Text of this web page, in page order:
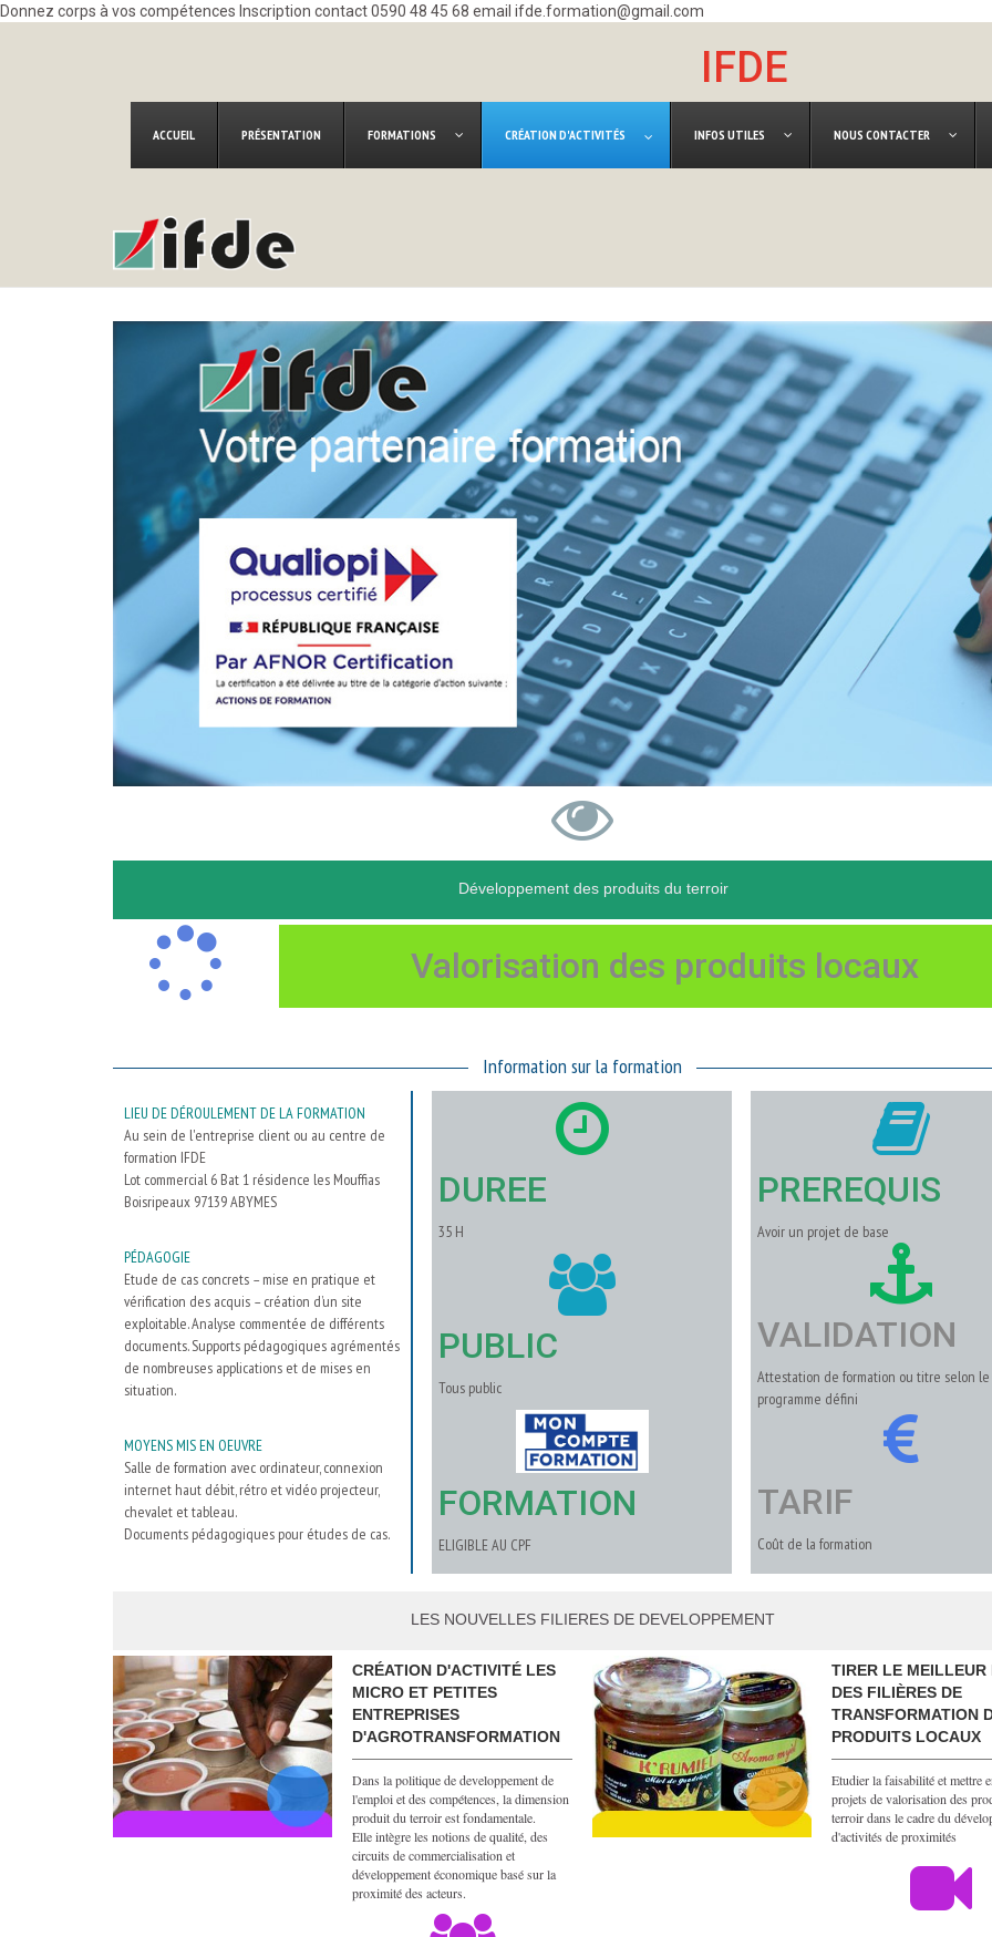
Donnez corps à vos compétences Inscription contact 0590 48 45 68 email ifde.formation@gmail.com
IFDE
ACCUEIL PRÉSENTATION FORMATIONS CRÉATION D'ACTIVITÉS INFOS UTILES NOUS CONTACTER
Développement des produits du terroir
Valorisation des produits locaux
Information sur la formation
LIEU DE DÉROULEMENT DE LA FORMATION
Au sein de l'entreprise client ou au centre de
formation IFDE
Lot commercial 6 Bat 1 résidence les Mouffias
Boisripeaux 97139 ABYMES
PÉDAGOGIE
Etude de cas concrets – mise en pratique et
vérification des acquis – création d’un site
exploitable. Analyse commentée de différents
documents. Supports pédagogiques agrémentés
de nombreuses applications et de mises en
situation.
MOYENS MIS EN OEUVRE
Salle de formation avec ordinateur, connexion
internet haut débit, rétro et vidéo projecteur,
chevalet et tableau.
Documents pédagogiques pour études de cas.
DUREE
35 H
PUBLIC
Tous public
FORMATION
ELIGIBLE AU CPF
PREREQUIS
Avoir un projet de base
VALIDATION
Attestation de formation ou titre selon le
programme défini
TARIF
Coût de la formation
LES NOUVELLES FILIERES DE DEVELOPPEMENT
CRÉATION D'ACTIVITÉ LES
MICRO ET PETITES
ENTREPRISES
D'AGROTRANSFORMATION
Dans la politique de developpement de
l'emploi et des compétences, la dimension
produit du terroir est fondamentale.
Elle intègre les notions de qualité, des
circuits de commercialisation et
développement économique basé sur la
proximité des acteurs.
TIRER LE MEILLEUR
DES FILIÈRES DE
TRANSFORMATION
PRODUITS LOCAUX
Etudier la faisabilité et mettre
projets de valorisation des
terroir dans le cadre du
d'activités de proximités